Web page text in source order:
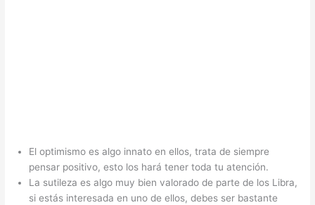
El optimismo es algo innato en ellos, trata de siempre
pensar positivo, esto los hará tener toda tu atención.
La sutileza es algo muy bien valorado de parte de los Libra,
si estás interesada en uno de ellos, debes ser bastante